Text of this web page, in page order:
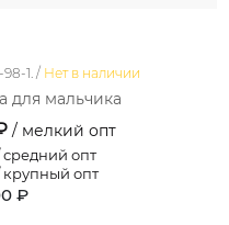
1. / Нет в наличии
для мальчика
/ мелкий опт
средний опт
крупный опт
₽